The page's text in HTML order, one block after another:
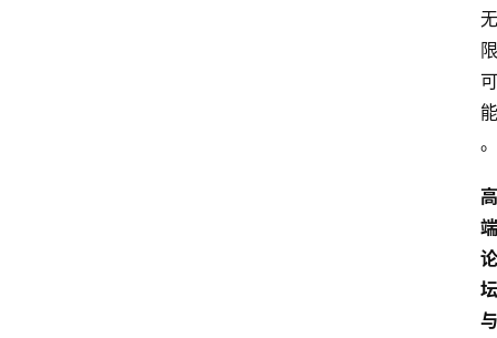
无
限
可
能
。
高
端
论
坛
与